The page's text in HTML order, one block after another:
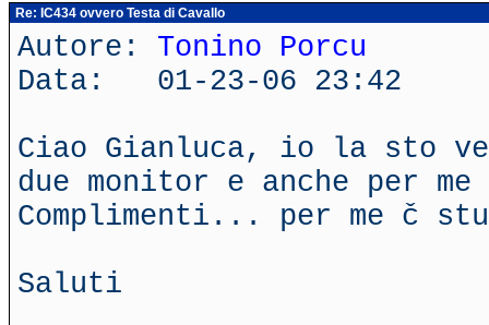
Re: IC434 ovvero Testa di Cavallo
Autore: Tonino Porcu
Data: 01-23-06 23:42
Ciao Gianluca, io la sto
due monitor e anche per
Complimenti... per me č
Saluti